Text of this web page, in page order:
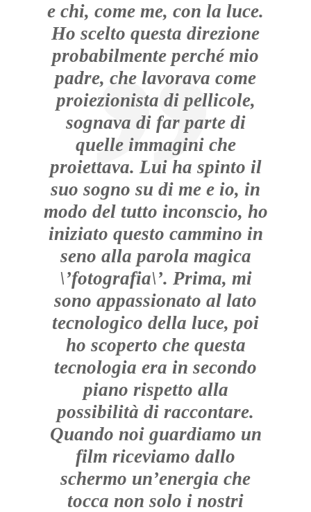
e chi, come me, con la luce.
Ho scelto questa direzione
probabilmente perché mio
padre, che lavorava come
proiezionista di pellicole,
sognava di far parte di
quelle immagini che
proiettava. Lui ha spinto il
suo sogno su di me e io, in
modo del tutto inconscio, ho
iniziato questo cammino in
seno alla parola magica
\’fotografia\’. Prima, mi
sono appassionato al lato
tecnologico della luce, poi
ho scoperto che questa
tecnologia era in secondo
piano rispetto alla
possibilità di raccontare.
Quando noi guardiamo un
film riceviamo dallo
schermo un’energia che
tocca non solo i nostri